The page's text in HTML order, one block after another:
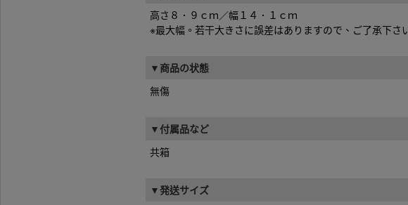
高さ８．９ｃｍ／幅１４．１ｃｍ
※最大幅。若干大きさに誤差はありますので、ご了承下さ
▼商品の状態
無傷
▼付属品など
共箱
▼発送サイズ